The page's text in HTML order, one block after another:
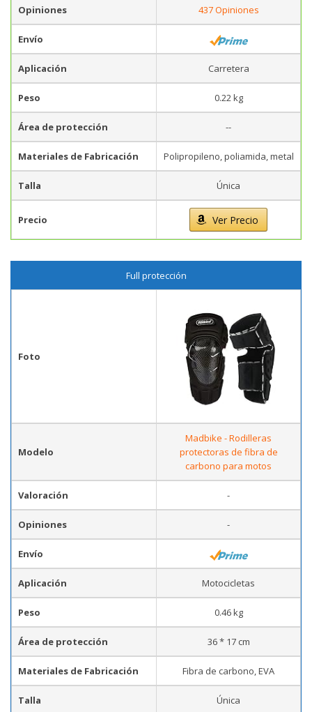
Opiniones 437 Opiniones
Envío
Aplicación Carretera
Peso 0.22 kg
Área de protección --
Materiales de Fabricación Polipropileno, poliamida, metal
Talla Única
Precio Ver Precio
Full protección
Foto
Modelo
Madbike - Rodilleras
protectoras de fibra de
carbono para motos
Valoración -
Opiniones -
Envío
Aplicación Motocicletas
Peso 0.46 kg
Área de protección 36 * 17 cm
Materiales de Fabricación Fibra de carbono, EVA
Talla Única